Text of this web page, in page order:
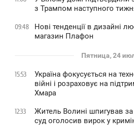
з Трампом наступного
09:48
Нові тенденції в дизайні
магазин Плафон
Пятница, 24
15:53
Україна фокусується на
війні і розраховує на
Хмара
12:33
Житель Волині шпигував
суд оголосив вирок у